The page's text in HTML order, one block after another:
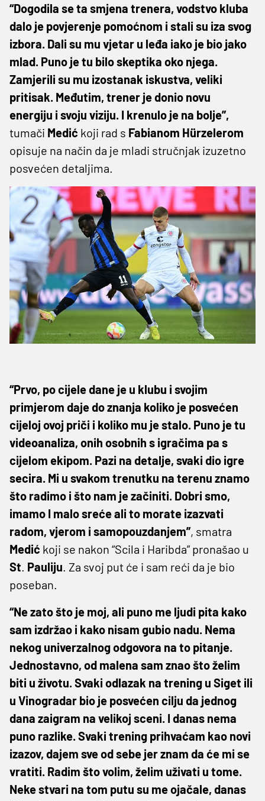
“Dogodila se ta smjena trenera, vodstvo kluba
dalo je povjerenje pomoćnom i stali su iza svog
izbora. Dali su mu vjetar u leđa iako je bio jako
mlad. Puno je tu bilo skeptika oko njega.
Zamjerili su mu izostanak iskustva, veliki
pritisak. Međutim, trener je donio novu
energiju i svoju viziju. I krenulo je na bolje”,
tumači Medić koji rad s Fabianom Hürzelerom
opisuje na način da je mladi stručnjak izuzetno
posvećen detaljima.
“Prvo, po cijele dane je u klubu i svojim
primjerom daje do znanja koliko je posvećen
cijeloj ovoj priči i koliko mu je stalo. Puno je tu
videoanaliza, onih osobnih s igračima pa s
cijelom ekipom. Pazi na detalje, svaki dio igre
secira. Mi u svakom trenutku na terenu znamo
što radimo i što nam je začiniti. Dobri smo,
imamo I malo sreće ali to morate izazvati
radom, vjerom i samopouzdanjem”, smatra
Medić koji se nakon “Scila i Haribda” pronašao u
St Pauliju . Za svoj put će i sam reći da je bio
poseban.
“Ne zato što je moj, ali puno me ljudi pita kako
sam izdržao i kako nisam gubio nadu. Nema
nekog univerzalnog odgovora na to pitanje.
Jednostavno, od malena sam znao što želim
biti u životu. Svaki odlazak na trening u Siget ili
u Vinogradar bio je posvećen cilju da jednog
dana zaigram na velikoj sceni. I danas nema
puno razlike. Svaki trening prihvaćam kao novi
izazov, dajem sve od sebe jer znam da će mi se
vratiti. Radim što volim, želim uživati u tome.
Neke stvari na tom putu su me ojačale, danas